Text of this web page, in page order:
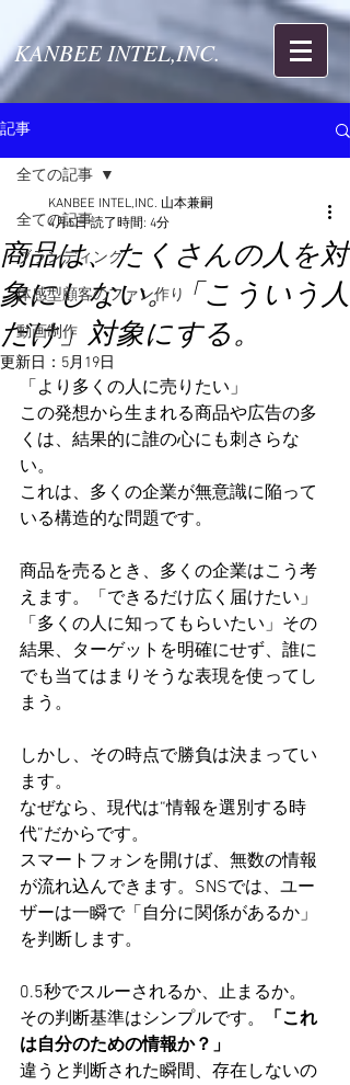
KANBEE INTEL,INC.
記事
全ての記事
ブランディング
体感型顧客のファン作り
動画制作
全ての記事
商品は、たくさんの人を対
象にしない。「こういう人
だけ」対象にする。
KANBEE INTEL,INC. 山本兼嗣
4月5日 読了時間: 4分
更新日： 5月19日
「より多くの人に売りたい」
この発想から生まれる商品や広告の多
くは、結果的に誰の心にも刺さらな
い。
これは、多くの企業が無意識に陥って
いる構造的な問題です。
商品を売るとき、多くの企業はこう考
えます。「できるだけ広く届けたい」
「多くの人に知ってもらいたい」その
結果、ターゲットを明確にせず、誰に
でも当てはまりそうな表現を使ってし
まう。
しかし、その時点で勝負は決まってい
ます。
なぜなら、現代は“情報を選別する時
代”だからです。
スマートフォンを開けば、無数の情報
が流れ込んできます。SNSでは、ユー
ザーは一瞬で「自分に関係があるか」
を判断します。
0.5秒でスルーされるか、止まるか。
その判断基準はシンプルです。
「これ
は自分のための情報か？」
違うと判断された瞬間、存在しないの